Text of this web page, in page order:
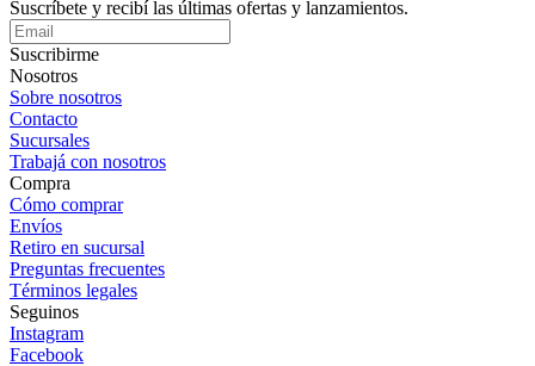
Suscríbete y recibí las últimas ofertas y lanzamientos.
Suscribirme
Nosotros
Sobre nosotros
Contacto
Sucursales
Trabajá con nosotros
Compra
Cómo comprar
Envíos
Retiro en sucursal
Preguntas frecuentes
Términos legales
Seguinos
Instagram
Facebook